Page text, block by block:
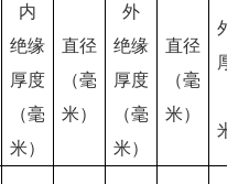
内
绝缘
厚度
（毫
米）
直径
（毫
米）
外
绝缘
厚度
（毫
米）
直径
（毫
米）
外
厚
米